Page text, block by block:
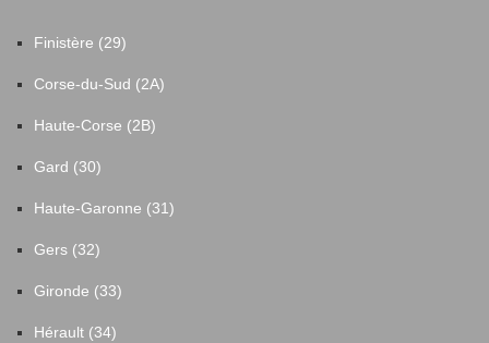
Finistère (29)
Corse-du-Sud (2A)
Haute-Corse (2B)
Gard (30)
Haute-Garonne (31)
Gers (32)
Gironde (33)
Hérault (34)